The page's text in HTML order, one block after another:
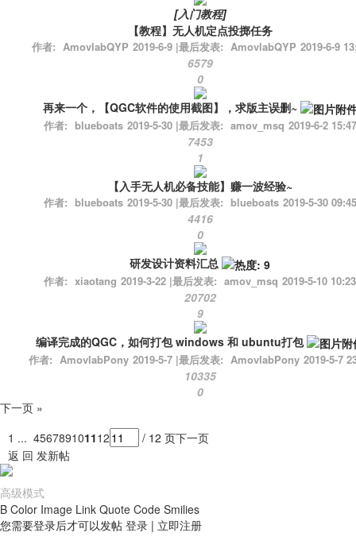
[入门教程]
【教程】无人机定点投掷任务
作者: AmovlabQYP 2019-6-9 |最后发表: AmovlabQYP 2019-6-9
6579
0
再来一个，【QGC软件的使用截图】，求版主误删~
作者: blueboats 2019-5-30 |最后发表: amov_msq 2019-6-2 15:47
7453
1
【入手无人机必备技能】赚一波经验~
作者: blueboats 2019-5-30 |最后发表: blueboats 2019-5-30 09:45
4416
0
研发设计资料汇总
作者: xiaotang 2019-3-22 |最后发表: amov_msq 2019-5-10 10:23
20702
9
编译完成的QGC，如何打包 windows 和 ubuntu打包
作者: AmovlabPony 2019-5-7 |最后发表: AmovlabPony 2019-5-7
10335
0
下一页 »
1 ... 456789101112 / 12 页下一页
返 回 发新帖
高级模式
B Color Image Link Quote Code Smilies
您需要登录后才可以发帖 登录 | 立即注册